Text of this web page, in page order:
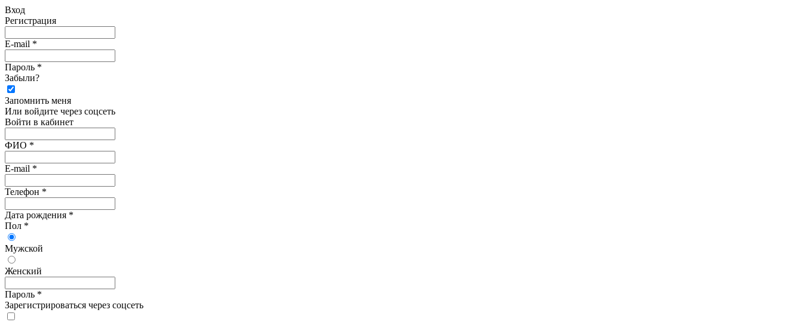
Вход
Регистрация
E-mail *
Пароль *
Забыли?
Запомнить меня
Или войдите через соцсеть
Войти в кабинет
ФИО *
E-mail *
Телефон *
Дата рождения *
Пол *
Мужской
Женский
Пароль *
Зарегистрироваться через соцсеть